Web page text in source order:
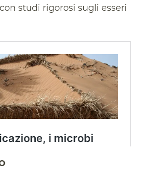
studi rigorosi sugli esseri